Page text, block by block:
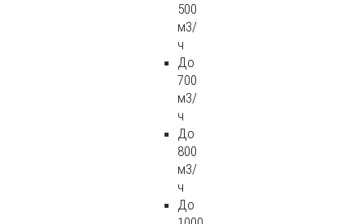
500
м3/
ч
До
700
м3/
ч
До
800
м3/
ч
До